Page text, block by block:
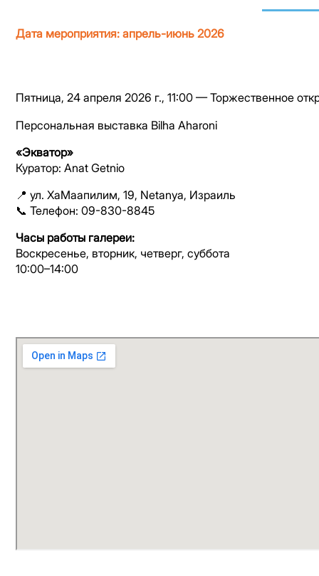
Дата мероприятия: апрель-июнь 2026
Пятница, 24 апреля 2026 г., 11:00 — Торжественное
Персональная выставка Bilha Aharoni
«Экватор»
Куратор: Anat Getnio
📍 ул. ХаМаапилим, 19, Netanya, Израиль
📞 Телефон: 09-830-8845
Часы работы галереи:
Воскресенье, вторник, четверг, суббота
10:00–14:00